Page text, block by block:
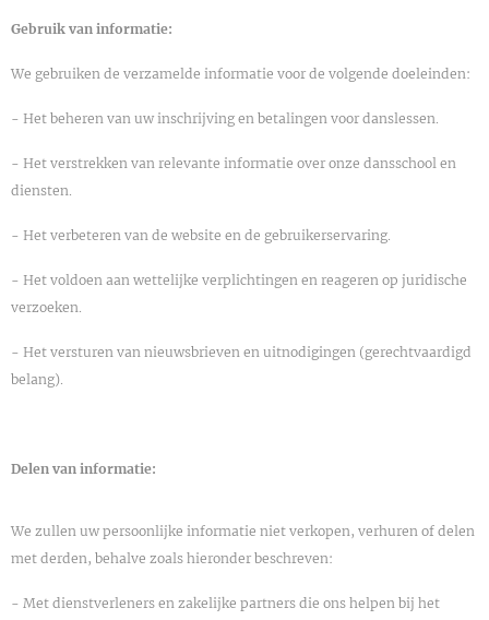
Gebruik van informatie:
We gebruiken de verzamelde informatie voor de volgende doeleinden:
- Het beheren van uw inschrijving en betalingen voor danslessen.
- Het verstrekken van relevante informatie over onze dansschool en
diensten.
- Het verbeteren van de website en de gebruikerservaring.
- Het voldoen aan wettelijke verplichtingen en reageren op juridische
verzoeken.
- Het versturen van nieuwsbrieven en uitnodigingen (gerechtvaardigd
belang).
Delen van informatie:
We zullen uw persoonlijke informatie niet verkopen, verhuren of delen
met derden, behalve zoals hieronder beschreven:
- Met dienstverleners en zakelijke partners die ons helpen bij het